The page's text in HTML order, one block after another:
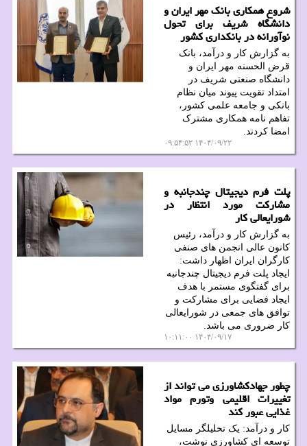
شروع همکاری بانک مهر ایران و
دانشگاه شریف برای تحول
نوآورانه در بانکداری کشور
به گزارش کار و درآمد، بانک
قرض الحسنه مهر ایران و
دانشگاه صنعتی شریف در
امتداد تقویت پیوند میان نظام
بانکی و جامعه علمی کشور،
تفاهم نامه همکاری مشترک
امضا کردند.
۱۴۰۴/۰۹/۲۲ ۰۹:۵۴:۵۲
پلت فرم دیجیتال چندجانبه و
مشارکت مورد انتظار در
شورایعالی کار
به گزارش کار و درآمد، رئیس
کانون عالی انجمن های صنفی
کارگران ایران اظهار داشت:
ایجاد پلت فرم دیجیتال چندجانبه
برای گفتگوی مستمر با هدف
ایجاد فضایی برای مشارکت و
توافق های جمعی در شورایعالی
کار ضروری می باشد.
۱۴۰۴/۰۹/۱۷ ۱۰:۱۱:۰۰
چطور جهادکشاورزی می تواند از
تغییرات اقلیمی وتورم مواد
غذایی عبور کند
کار و درآمد: یک تحلیلگر مسایل
توسعه ای کشاورزی نوشت،